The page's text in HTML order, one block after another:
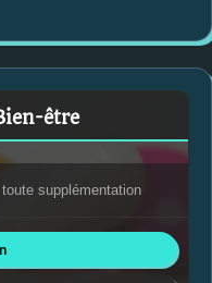
être
supplémentation